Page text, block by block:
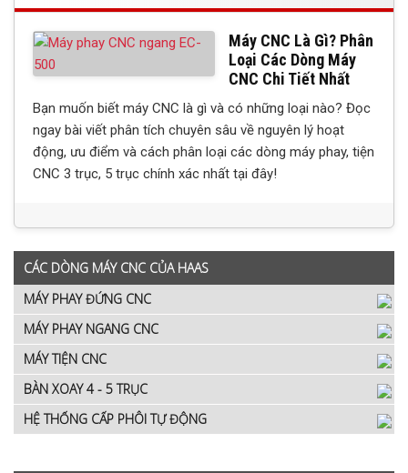
Máy CNC Là Gì? Phân
Loại Các Dòng Máy
CNC Chi Tiết Nhất
Bạn muốn biết máy CNC là gì và có những loại nào? Đọc
ngay bài viết phân tích chuyên sâu về nguyên lý hoạt
động, ưu điểm và cách phân loại các dòng máy phay, tiện
CNC 3 trục, 5 trục chính xác nhất tại đây!
CÁC DÒNG MÁY CNC CỦA HAAS
MÁY PHAY ĐỨNG CNC
MÁY PHAY NGANG CNC
MÁY TIỆN CNC
BÀN XOAY 4 - 5 TRỤC
HỆ THỐNG CẤP PHÔI TỰ ĐỘNG